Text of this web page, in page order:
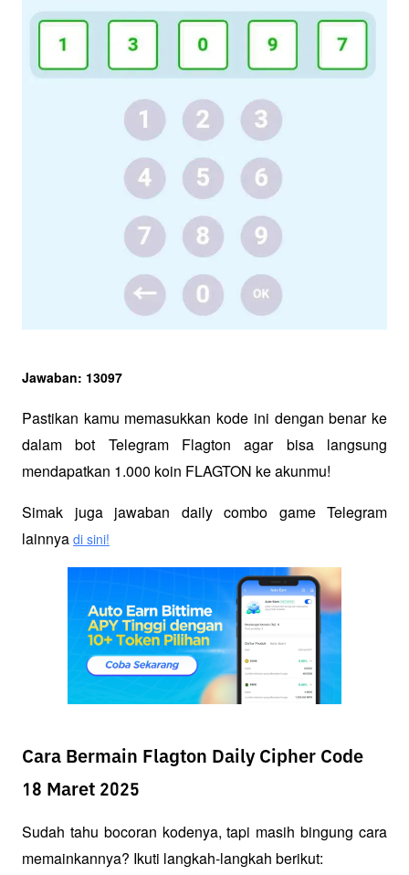
Jawaban: 13097
Pastikan kamu memasukkan kode ini dengan benar ke
dalam bot Telegram Flagton agar bisa langsung
mendapatkan 1.000 koin FLAGTON ke akunmu!
Simak juga jawaban daily combo game Telegram
lainnya di sini!
Cara Bermain Flagton Daily Cipher Code
18 Maret 2025
Sudah tahu bocoran kodenya, tapi masih bingung cara
memainkannya? Ikuti langkah-langkah berikut: